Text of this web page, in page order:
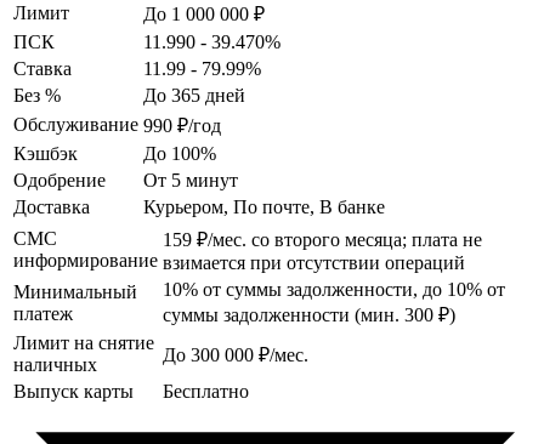
Лимит
До 1 000 000 ₽
ПСК
11.990 - 39.470%
Ставка
11.99 - 79.99%
Без %
До 365 дней
Обслуживание 990 ₽/год
Кэшбэк
До 100%
Одобрение
От 5 минут
Доставка
Курьером, По почте, В банке
СМС
информирование
159 ₽/мес. со второго месяца; плата не
взимается при отсутствии операций
Минимальный
платеж
10% от суммы задолженности, до 10% от
суммы задолженности (мин. 300 ₽)
Лимит на снятие
наличных
До 300 000 ₽/мес.
Выпуск карты
Бесплатно